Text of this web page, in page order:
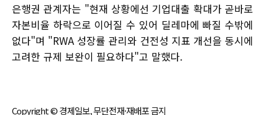
은행권 관계자는 "현재 상황에선 기업대출 확대가 곧바로
자본비율 하락으로 이어질 수 있어 딜레마에 빠질 수밖에
없다"며 "RWA 성장률 관리와 건전성 지표 개선을 동시에
고려한 규제 보완이 필요하다"고 말했다.
Copyright © 경제일보, 무단전재·재배포 금지